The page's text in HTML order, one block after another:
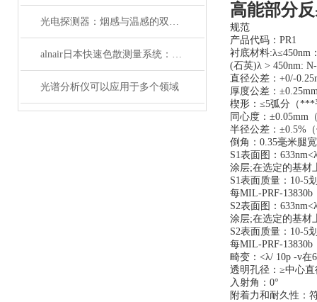
光电探测器：烟感与温感的双重角色
alnair日本快速色散测量系统：精准捕捉光学世界的瞬息万变
光谱分析仪可以应用于多个领域
高能部分
规范
产品代码：PR1
衬底材料:λ≤450nm
(石英)λ > 450nm:
直径公差：+0/-
厚度公差：
楔形：≤5弧分（***
同心度：±0.05mm
半径公差：±0.5%
倒角：0.35毫米腿
S1表面图：
涂层;在选定的基材
S1表面质量：10-5
每MIL-PRF-13830b
S2表面图：
涂层;在选定的基材
S2表面质量：10-5
每MIL-PRF-
畸变：<λ/ 10p -v在
透明孔径：≥中心直
入射角：0°
附着力和耐久性：